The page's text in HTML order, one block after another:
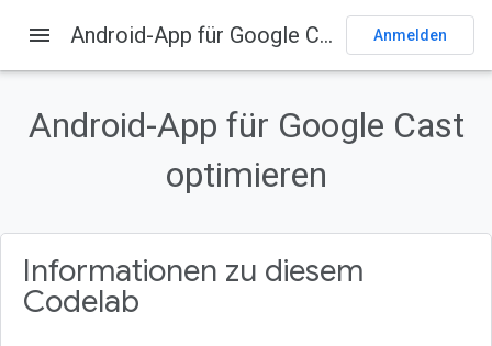
Startseite Produkte Cast Codelabs
1. Übersicht
Was ist Google Cast?
menu Android-App für Google Cast optimieren Anmelden
Android-App für Google Cast
optimieren
Informationen zu diesem
Codelab